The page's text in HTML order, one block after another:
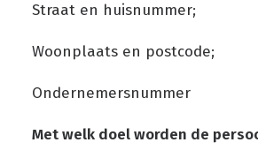
Straat en huisnummer;
Woonplaats en postcode;
Ondernemersnummer
Met welk doel worden de